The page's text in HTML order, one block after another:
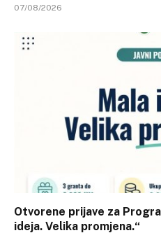
07/08/2026
Otvorene prijave za
ideja. Velika promjena.“